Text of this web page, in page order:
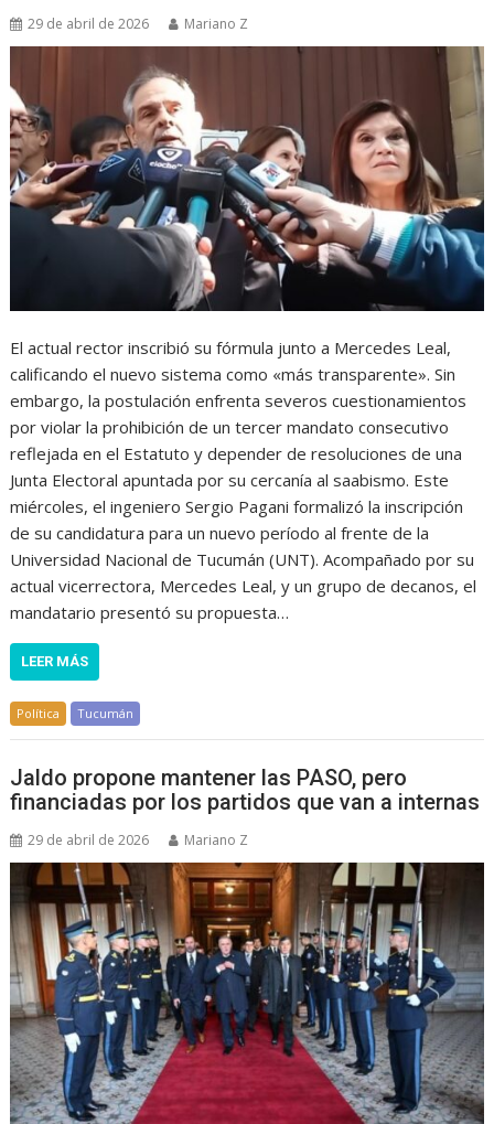
29 de abril de 2026 Mariano Z
El actual rector inscribió su fórmula junto a Mercedes Leal,
calificando el nuevo sistema como «más transparente». Sin
embargo, la postulación enfrenta severos cuestionamientos
por violar la prohibición de un tercer mandato consecutivo
reflejada en el Estatuto y depender de resoluciones de una
Junta Electoral apuntada por su cercanía al saabismo. Este
miércoles, el ingeniero Sergio Pagani formalizó la inscripción
de su candidatura para un nuevo período al frente de la
Universidad Nacional de Tucumán (UNT). Acompañado por su
actual vicerrectora, Mercedes Leal, y un grupo de decanos, el
mandatario presentó su propuesta…
LEER MÁS
Política Tucumán
Jaldo propone mantener las PASO, pero
financiadas por los partidos que van a internas
29 de abril de 2026 Mariano Z